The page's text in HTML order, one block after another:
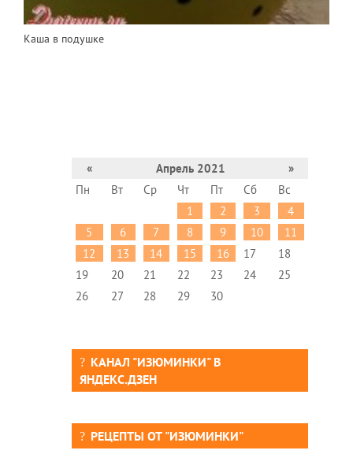
Каша в подушке
« Апрель 2021
»
Пн
Вт Ср Чт Пт Сб
Вс
1
2 3
4
5
6 7 8 9 10
11
12
13 14 15 16 17
18
19
20 21 22 23 24
25
26
27 28 29 30
КАНАЛ "ИЗЮМИНКИ" В
ЯНДЕКС.ДЗЕН
РЕЦЕПТЫ ОТ "ИЗЮМИНКИ"